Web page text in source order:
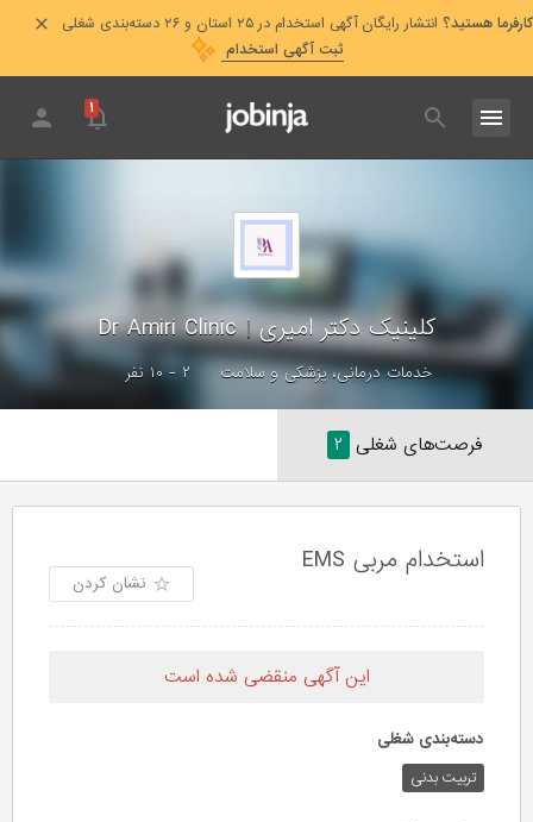
کارفرما هستید؟ انتشار رایگان آگهی استخدام در ۲۵ استان و ۲۶ دسته‌بندی شغلی
ثبت آگهی استخدام
۱
کلینیک دکتر امیری|
Dr Amiri Clinic
خدمات درمانی، پزشکی و سلامت ۲ - ۱۰ نفر
فرصت‌های شغلی ۲
استخدام مربی EMS
نشان کردن
این آگهی منقضی شده است
دسته‌بندی شغلی
تربیت بدنی